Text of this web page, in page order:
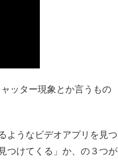
ッター現象とか言うもの
ようなビデオアプリを見つ
つけてくる」か、の３つが